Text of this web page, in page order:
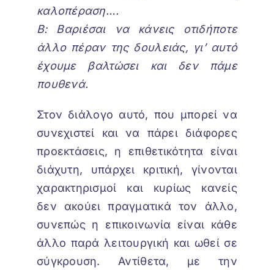
καλοπέραση….
Β: Βαριέσαι να κάνεις οτιδήποτε
άλλο πέραν της δουλειάς, γι’ αυτό
έχουμε βαλτώσει και δεν πάμε
πουθενά.
Στον διάλογο αυτό, που μπορεί να
συνεχιστεί και να πάρει διάφορες
προεκτάσεις, η επιθετικότητα είναι
διάχυτη, υπάρχει κριτική, γίνονται
χαρακτηρισμοί και κυρίως κανείς
δεν ακούει πραγματικά τον άλλο,
συνεπώς η επικοινωνία είναι κάθε
άλλο παρά λειτουργική και ωθεί σε
σύγκρουση. Αντίθετα, με την